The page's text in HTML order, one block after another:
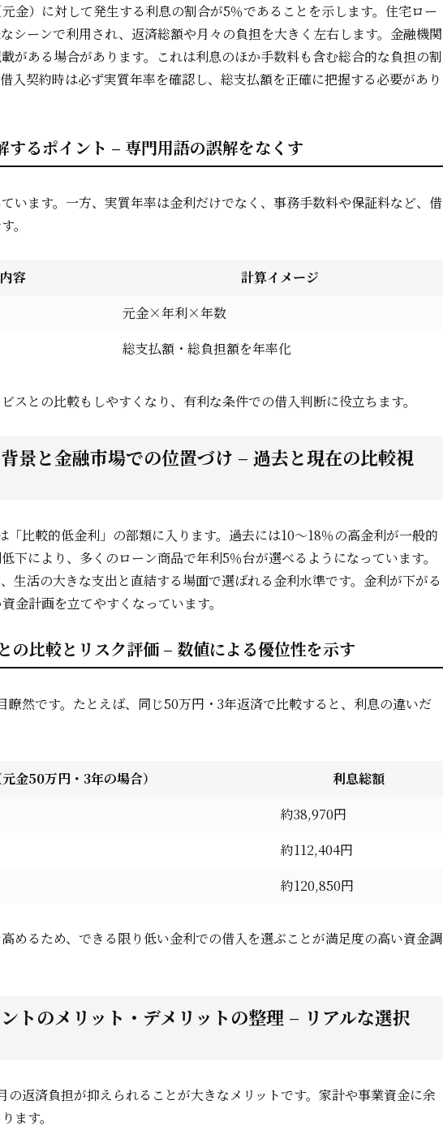
金）に対して発生する利息の割合が5％であることを示します。住宅ロー
シーンで利用され、返済総額や月々の負担を大きく左右します。金融機関
がある場合があります。これは利息のほか手数料も含む総合的な負担の割
入契約時は必ず実質年率を確認し、総支払額を正確に把握する必要があり
るポイント – 専門用語の誤解をなくす
います。一方、実質年率は金利だけでなく、事務手数料や保証料など、借
。
容
計算イメージ
元金×年利×年数
総支払額・総負担額を年率化
スとの比較もしやすくなり、有利な条件での借入判断に役立ちます。
景と金融市場での位置づけ – 過去と現在の比較視
比較的低金利」の部類に入ります。過去には10～18％の高金利が一般的
下により、多くのローン商品で年利5％台が選べるようになっています。
生活の大きな支出と直結する場面で選ばれる金利水準です。金利が下がる
金計画を立てやすくなっています。
の比較とリスク評価 – 数値による優位性を示す
然です。たとえば、同じ50万円・3年返済で比較すると、利息の違いだ
金50万円・3年の場合）
利息総額
約38,970円
約112,404円
約120,850円
めるため、できる限り低い金利での借入を選ぶことが満足度の高い資金調
トのメリット・デメリットの整理 – リアルな選択
返済負担が抑えられることが大きなメリットです。家計や事業資金に余
ます。